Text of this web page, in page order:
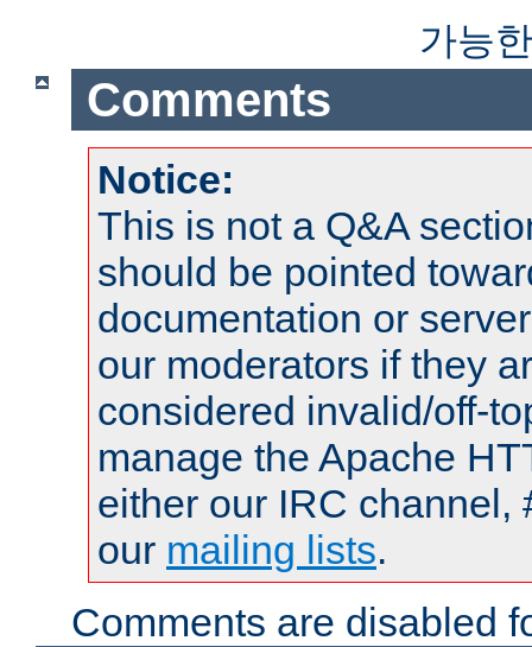
가능
Comments
Notice:
This is not a Q&A
should be pointed
documentation or
our moderators if they
considered invalid/off-
manage the Apache
either our IRC channel,
our mailing lists.
Comments are disabled